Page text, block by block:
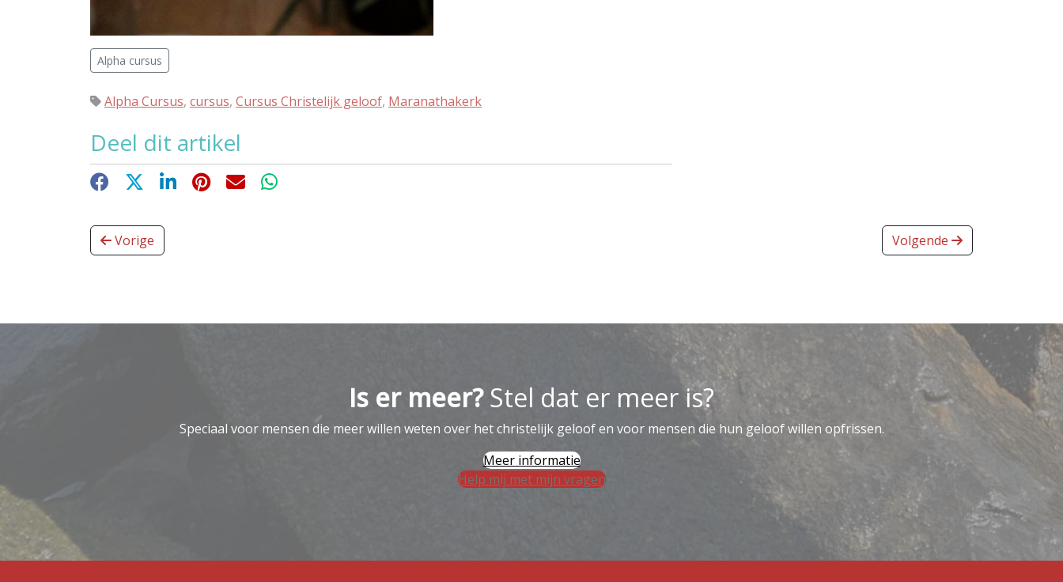
Alpha cursus
Alpha Cursus, cursus, Cursus Christelijk geloof, Maranathakerk
Deel dit artikel
Facebook LinkedInPinterestE-mailWhatsApp
Vorige Volgende
Is er meer?Stel dat er meer is?
Speciaal voor mensen die meer willen weten over het christelijk geloof en voor mensen die hun geloof willen opfrissen.
Meer informatie
Help mij met mijn vragen